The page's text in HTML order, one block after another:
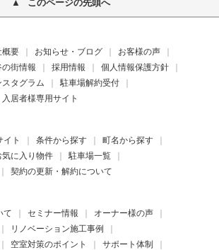
このページの先頭へ
概要 お知らせ・ブログ
お客様の声
の街情報 採用情報
個人情報保護方針
スタグラム
駐車場解約受付
入居者様専用サイト
イト 条件から探す
町名から探す
気に入り物件
駐車場一覧
契約の更新・解約について
て セミナー情報
オーナー様の声
リノベーション施工事例
空室対策のポイント
サポート体制